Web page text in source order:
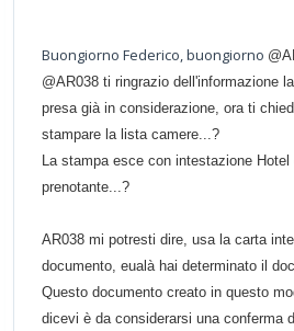
Buongiorno Federico, buongiorno @
@AR038 ti ringrazio dell'informazione
presa già in considerazione, ora ti
stampare la lista camere...?
La stampa esce con intestazione Hotel
prenotante...?
AR038 mi potresti dire, usa la carta
documento, eualà hai determinato il
Questo documento creato in questo
dicevi è da considerarsi una conferma